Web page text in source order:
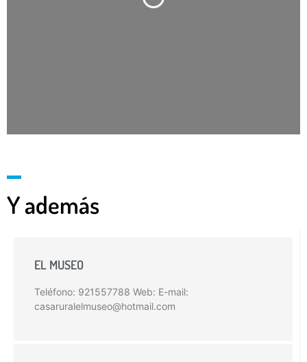
Y además
EL MUSEO
Teléfono: 921557788 Web: E-mail:
casaruralelmuseo@hotmail.com